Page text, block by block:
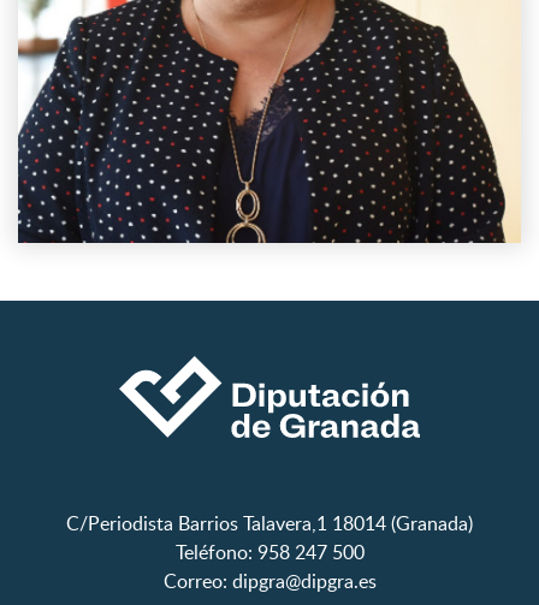
C/Periodista Barrios Talavera,1 18014 (Granada)
Teléfono: 958 247 500
Correo: dipgra@dipgra.es